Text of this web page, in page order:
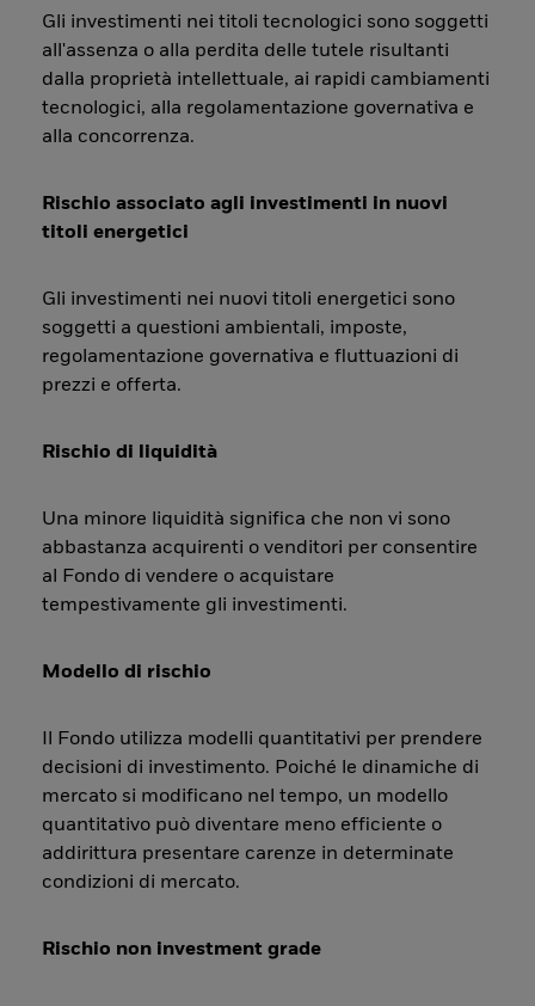
Gli investimenti nei titoli tecnologici sono soggetti
all'assenza o alla perdita delle tutele risultanti
dalla proprietà intellettuale, ai rapidi cambiamenti
tecnologici, alla regolamentazione governativa e
alla concorrenza.
Rischio associato agli investimenti in nuovi
titoli energetici
Gli investimenti nei nuovi titoli energetici sono
soggetti a questioni ambientali, imposte,
regolamentazione governativa e fluttuazioni di
prezzi e offerta.
Rischio di liquidità
Una minore liquidità significa che non vi sono
abbastanza acquirenti o venditori per consentire
al Fondo di vendere o acquistare
tempestivamente gli investimenti.
Modello di rischio
Il Fondo utilizza modelli quantitativi per prendere
decisioni di investimento. Poiché le dinamiche di
mercato si modificano nel tempo, un modello
quantitativo può diventare meno efficiente o
addirittura presentare carenze in determinate
condizioni di mercato.
Rischio non investment grade